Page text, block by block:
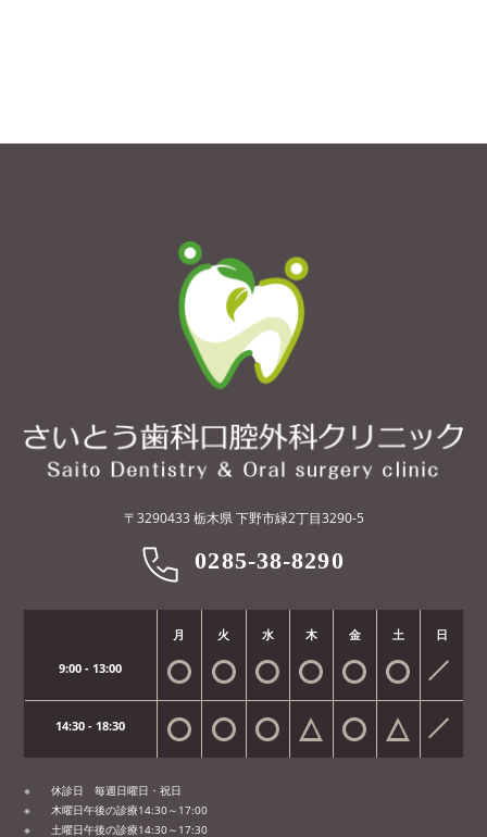
〒3290433 栃木県 下野市緑2丁目3290-5
0285-38-8290
月 火 水 木 金 土 日
9:00 - 13:00
14:30 - 18:30
休診日 毎週日曜日・祝日
木曜日午後の診療14:30～17:00
土曜日午後の診療14:30～17:30